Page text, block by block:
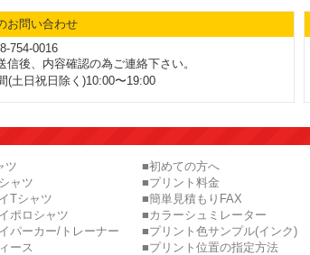
お問い合わせ
754-0016
後、内容確認の為ご連絡下さい。
(土日祝日除く)10:00〜19:00
ツ
ャツ
Tシャツ
ポロシャツ
パーカー/トレーナー
ース
■初めての方へ
■プリント料金
■簡単見積もりFAX
■カラーシュミレーター
■プリント色サンプル(インク)
■プリント位置の指定方法